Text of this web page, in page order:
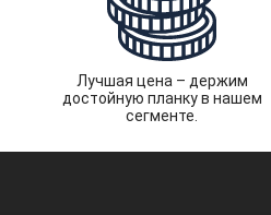
Лучшая цена – держим
достойную планку в нашем
сегменте.